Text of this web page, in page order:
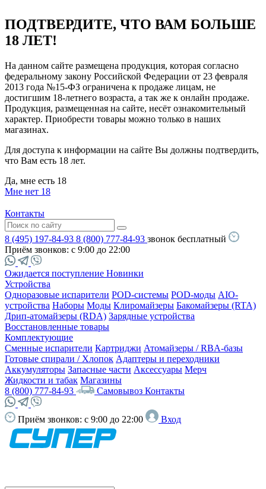
ПОДТВЕРДИТЕ, ЧТО ВАМ БОЛЬШЕ
18 ЛЕТ!
На данном сайте размещена продукция, которая согласно
федеральному закону Российской Федерации от 23 февраля
2013 года №15-ФЗ ограничена к продаже лицам, не
достигшим 18-летнего возраста, а так же к онлайн продаже.
Продукция, размещенная на сайте, несёт ознакомительный
характер. Приобрести товары можно только в наших
магазинах.
Для доступа к информации на сайте Вы должны подтвердить,
что Вам есть 18 лет.
Да, мне есть 18
Мне нет 18
Контакты
8 (495) 197-84-93 8 (800) 777-84-93 звонок бесплатный
Приём звонков: с 9:00 до 22:00
Ожидается поступление Новинки
Устройства
Одноразовые испарители POD-системы POD-моды AIO-
устройства Наборы Моды Клиромайзеры Бакомайзеры (RTA)
Дрип-атомайзеры (RDA) Зарядные устройства
Восстановленные товары
Комплектующие
Сменные испарители Картриджи Атомайзеры / RBA-базы
Готовые спирали / Хлопок Адаптеры и переходники
Аккумуляторы Запасные части Аксессуары Мерч
Жидкости и табак Магазины
8 (800) 777-84-93
Самовывоз Контакты
Приём звонков: с 9:00 до 22:00 Вход